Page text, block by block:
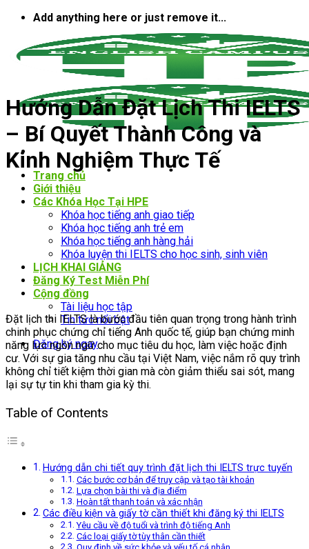
dung
Add anything here or just remove it...
Trang chủ
Giới thiệu
Các Khóa Học Tại HPE
Khóa học tiếng anh giao tiếp
Khóa học tiếng anh trẻ em
Khóa học tiếng anh hàng hải
Khóa luyện thi IELTS cho học sinh, sinh viên
LỊCH KHAI GIẢNG
Đăng Ký Test Miễn Phí
Cộng đồng
Tài liệu học tập
Tin tức nổi bật
Đăng ký ngay
Hướng Dẫn Đặt Lịch Thi IELTS
– Bí Quyết Thành Công và
Kinh Nghiệm Thực Tế
Đặt lịch thi IELTS là bước đầu tiên quan trọng trong hành trình
chinh phục chứng chỉ tiếng Anh quốc tế, giúp bạn chứng minh
năng lực ngôn ngữ cho mục tiêu du học, làm việc hoặc định
cư. Với sự gia tăng nhu cầu tại Việt Nam, việc nắm rõ quy trình
không chỉ tiết kiệm thời gian mà còn giảm thiểu sai sót, mang
lại sự tự tin khi tham gia kỳ thi.
Table of Contents
Hướng dẫn chi tiết quy trình đặt lịch thi IELTS trực tuyến
Các bước cơ bản để truy cập và tạo tài khoản
Lựa chọn bài thi và địa điểm
Hoàn tất thanh toán và xác nhận
Các điều kiện và giấy tờ cần thiết khi đăng ký thi IELTS
Yêu cầu về độ tuổi và trình độ tiếng Anh
Các loại giấy tờ tùy thân cần thiết